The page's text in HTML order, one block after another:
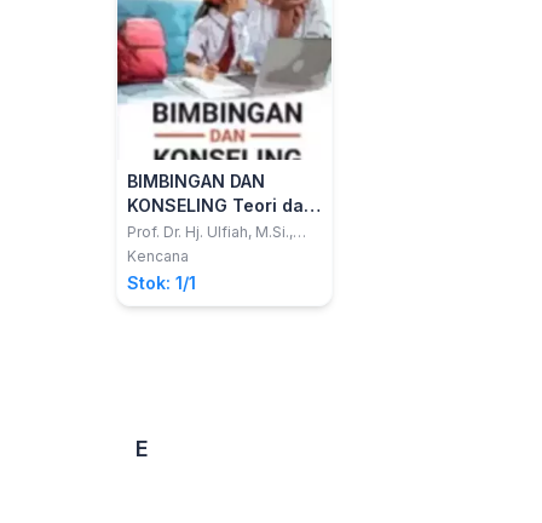
BIMBINGAN DAN
KONSELING Teori dan
Praktik
Prof. Dr. Hj. Ulfiah, M.Si.,
CPCE.; Dr. H. Jamaluddin,
Kencana
Stok: 1/1
E